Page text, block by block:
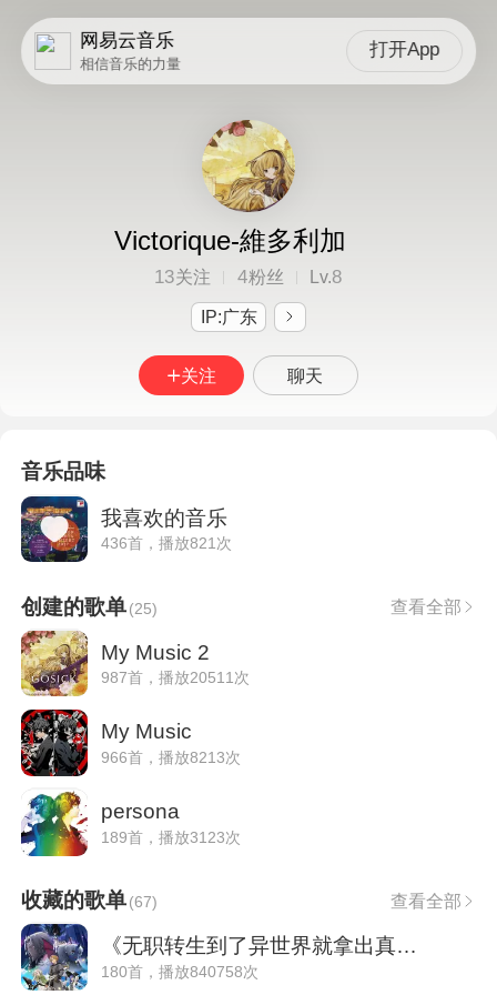
网易云音乐
相信音乐的力量
打开App
Victorique-維多利加
13关注 4粉丝 Lv.8
IP:广东
关注 聊天
音乐品味
我喜欢的音乐
436首，播放821次
创建的歌单(25) 查看全部
My Music 2
987首，播放20511次
My Music
966首，播放8213次
persona
189首，播放3123次
收藏的歌单(67) 查看全部
《无职转生到了异世界就拿出真本事》原声集
180首，播放840758次